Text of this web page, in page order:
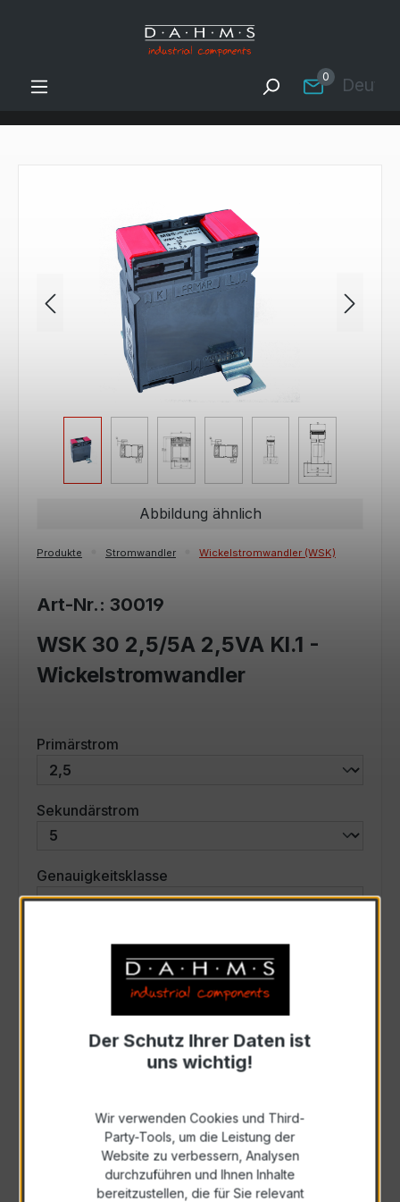
Zum Hauptinhalt springen
0
Bildergalerie überspringen
Abbildung ähnlich
Produkte Stromwandler Wickelstromwandler (WSK)
Art-Nr.: 30019
WSK 30 2,5/5A 2,5VA Kl.1 -
Wickelstromwandler
Primärstrom
Sekundärstrom
Genauigkeitsklasse
Scheinleistung (VA)auswählen
Auswahl zurücksetzen
Anfrage schriftlich
Als PDF exportieren
Der Schutz Ihrer Daten ist
uns wichtig!
Wir verwenden Cookies und Third-
Party-Tools, um die Leistung der
Website zu verbessern, Analysen
durchzuführen und Ihnen Inhalte
bereitzustellen, die für Sie relevant